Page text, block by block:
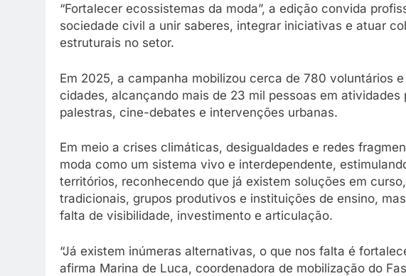
“Fortalecer ecossistemas da moda”, a edição convida
sociedade civil a unir saberes, integrar iniciativas e atuar
estruturais no setor.
Em 2025, a campanha mobilizou cerca de 780 voluntários
cidades, alcançando mais de 23 mil pessoas em
palestras, cine-debates e intervenções urbanas.
Em meio a crises climáticas, desigualdades e redes
moda como um sistema vivo e interdependente,
territórios, reconhecendo que já existem soluções em
tradicionais, grupos produtivos e instituições de ensino,
falta de visibilidade, investimento e articulação.
“Já existem inúmeras alternativas, o que nos falta é
afirma Marina de Luca, coordenadora de mobilização do